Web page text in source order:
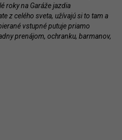
roky na Garáže jazdia
z celého sveta, užívajú si to tam a
vstupné putuje priamo
prenájom, ochranku, barmanov,